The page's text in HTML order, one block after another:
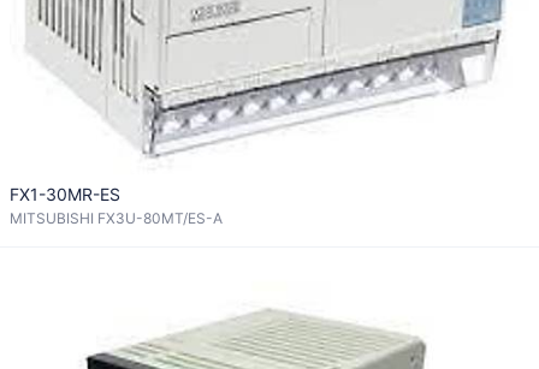
FX1-30MR-ES
MITSUBISHI FX3U-80MT/ES-A